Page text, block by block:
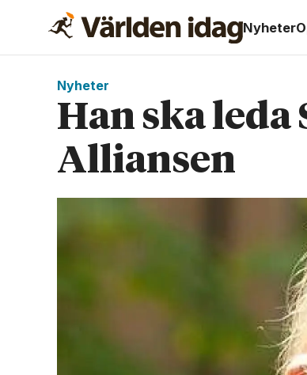
Nyheter
Nyheter
Han ska leda
Alliansen